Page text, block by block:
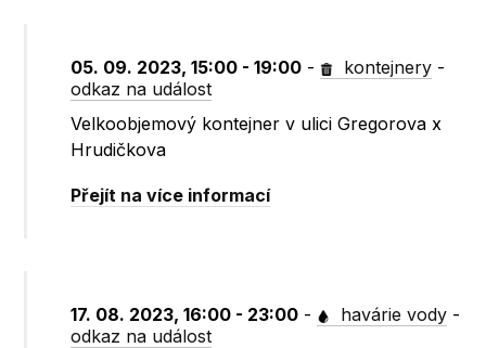
05. 09. 2023, 15:00 - 19:00 - kontejnery -
odkaz na událost
Velkoobjemový kontejner v ulici Gregorova x
Hrudičkova
Přejít na více informací
17. 08. 2023, 16:00 - 23:00 - havárie vody -
odkaz na událost